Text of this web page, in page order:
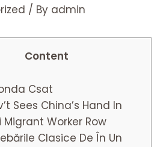
/ By admin
Content
Csat
Sees China’s Hand In
Migrant Worker Row
Clasice De În Un